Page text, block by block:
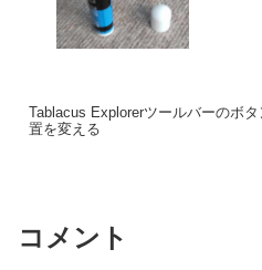
Tablacus Explorerツールバーのボタ
置を変える
コメント